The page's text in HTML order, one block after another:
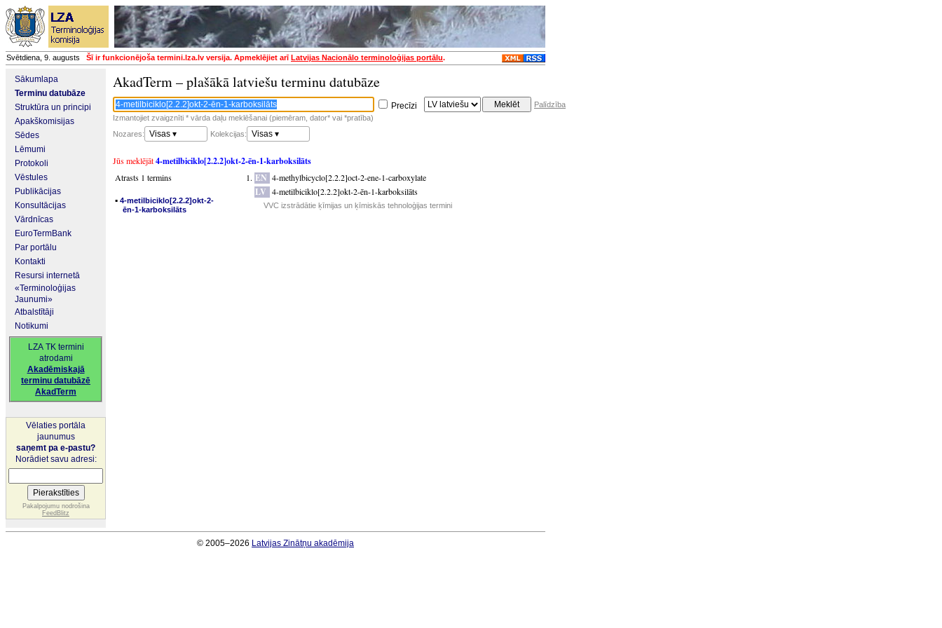
Svētdiena, 9. augusts Šī ir funkcionējoša termini.lza.lv versija. Apmeklējiet arīLatvijas Nacionālo terminoloģijas portālu.
Sākumlapa
Terminu datubāze
Struktūra un principi
Apakškomisijas
Sēdes
Lēmumi
Protokoli
Vēstules
Publikācijas
Konsultācijas
Vārdnīcas
EuroTermBank
Par portālu
Kontakti
Resursi internetā
«Terminoloģijas
Jaunumi»
Atbalstītāji
Notikumi
LZA TK termini
atrodami
Akadēmiskajā
terminu datubāzē
AkadTerm
Vēlaties portāla
jaunumus
saņemt pa e-pastu?
Norādiet savu adresi:
Pakalpojumu nodrošina
FeedBlitz
AkadTerm – plašākā latviešu terminu datubāze
Precīzi
Palīdzība
Izmantojiet zvaigznīti * vārda daļu meklēšanai (piemēram, dator* vai *pratība)
Nozares:
Visas ▾ Kolekcijas: Visas ▾
Jūs meklējāt4-metilbiciklo[2.2.2]okt-2-ēn-1-karboksilāts
Atrasts 1 termins
▪ 4-metilbiciklo[2.2.2]okt-2-
ēn-1-karboksilāts
EN 4-methylbicyclo[2.2.2]oct-2-ene-1-carboxylate
LV 4-metilbiciklo[2.2.2]okt-2-ēn-1-karboksilāts
VVC izstrādātie ķīmijas un ķīmiskās tehnoloģijas termini
© 2005–2026 Latvijas Zinātņu akadēmija